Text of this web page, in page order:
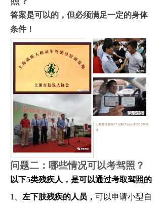
答案是可以的，但必须满足一定的身体
条件！
问题二：哪些情况可以考驾照？
以下5类残疾人，是可以通过考取驾照的
1、 左下肢残疾的人员， 可以申请小型自